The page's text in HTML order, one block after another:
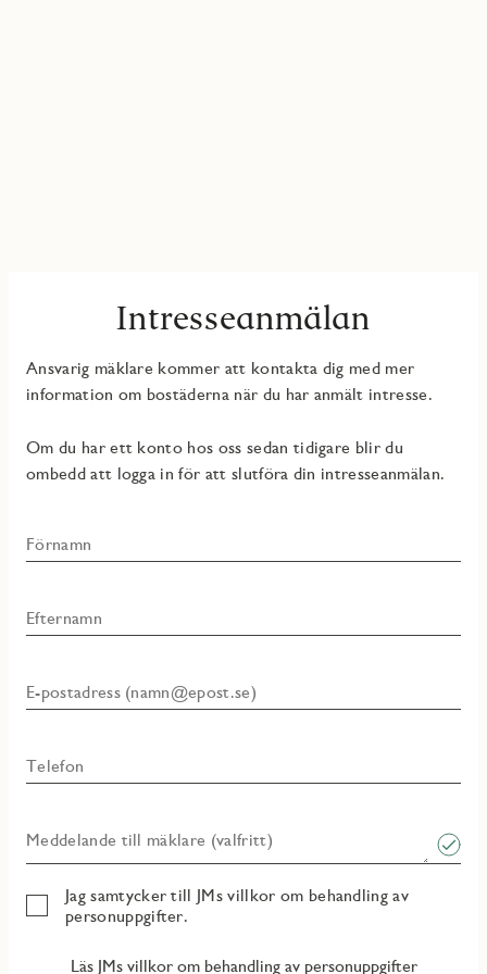
Intresseanmälan
Ansvarig mäklare kommer att kontakta dig med mer
information om bostäderna när du har anmält intresse.
Om du har ett konto hos oss sedan tidigare blir du
ombedd att logga in för att slutföra din intresseanmälan.
Förnamn
Efternamn
E-postadress (namn@epost.se)
Telefon
Meddelande till mäklare (valfritt)
Jag samtycker till JMs villkor om behandling av
personuppgifter.
Läs JMs villkor om behandling av personuppgifter